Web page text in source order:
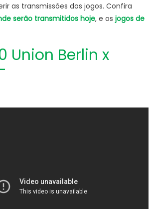
de
as transmissões dos jogos. Confira
serão transmitidos hoje, e os jogos de
Union Berlin x